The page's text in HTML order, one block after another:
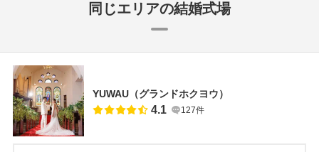
同じエリアの結婚式場
YUWAU（グランドホクヨウ）
4.1 127件